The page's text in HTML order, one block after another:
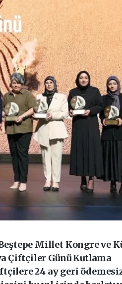
Millet Kongre ve
Çiftçiler Günü Kutlama
24 ay geri